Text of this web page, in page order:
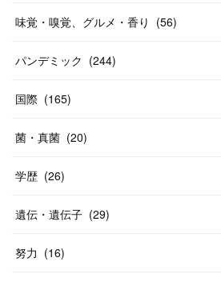
味覚・嗅覚、グルメ・香り (56)
パンデミック (244)
国際 (165)
菌・真菌 (20)
学歴 (26)
遺伝・遺伝子 (29)
努力 (16)